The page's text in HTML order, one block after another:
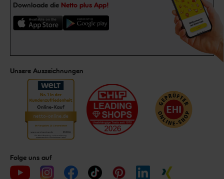
Downloade die Netto plus App!
Unsere Auszeichnungen
Folge uns auf